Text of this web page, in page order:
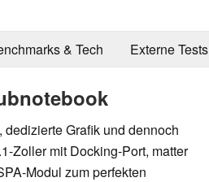
& Tech Externe Tests
Grafik und dennoch
Zoller mit Docking-Port, matter
Modul zum perfekten